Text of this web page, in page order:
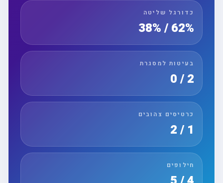
כדורגל שליטה
62% / 38%
בעיטות למסגרת
כרטיסים צהובים
חילופים